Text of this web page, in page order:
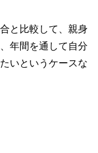
と比較して、親身
年間を通して自分
いというケースな